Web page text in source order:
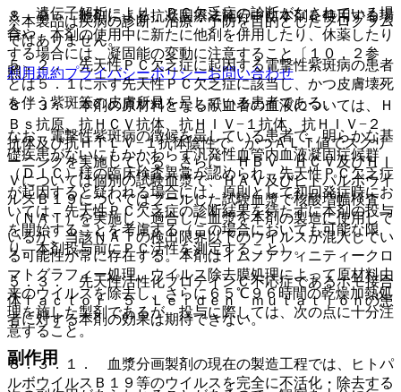
８．２． 他剤による抗凝固療法施行中に本剤を使用する場
合や、本剤の使用中に新たに他剤を併用したり、休薬したり
する場合には、凝固能の変動に注意すること〔１０．２参
照〕。
８．３． 本剤の原材料となる献血者の血液については、Ｈ
Ｂｓ抗原、抗ＨＣＶ抗体、抗ＨＩＶ−１抗体、抗ＨＩＶ−２
抗体及び抗ＨＴＬＶ−１抗体陰性で、かつＡＬＴ値でスクリ
ーニングを実施している。さらに、ＨＢＶ、ＨＣＶ及びＨＩ
Ｖについては個別の試験血漿で、ＨＡＶ及びヒトパルボウイ
ルスＢ１９についてはプールした試験血漿で核酸増幅検査
（ＮＡＴ）を実施し、適合した血漿を本剤の製造に使用して
いるが、当該ＮＡＴの検出限界以下のウイルスが混入してい
る可能性が常に存在する。本剤はイムノアフィニティークロ
マトグラフィー処理、ウイルス除去膜処理によって原材料由
来のウイルスを除去し、さらに６５℃９６時間の乾燥加熱処
理を施した製剤であるが、投与に際しては、次の点に十分注
意すること。
８．３．１． 血漿分画製剤の現在の製造工程では、ヒトパ
ルボウイルスＢ１９等のウイルスを完全に不活化・除去する
・ 遺伝子解析により、ＰＣ欠乏症の診断がなされている場
合。
５．２． 先天性ＰＣ欠乏症に起因する電撃性紫斑病の患者
とは５．１に示す先天性ＰＣ欠乏症に該当し、かつ皮膚壊死
を伴う紫斑等の皮膚所見を呈している患者である。
なお、電撃性紫斑病の徴候を呈している患者で、明らかな基
礎疾患がないにもかかわらず汎発性血管内血液凝固症候群
（ＤＩＣ）様の臨床検査異常が認められ、先天性ＰＣ欠乏症
が起因すると疑われる場合には、原則として初回発症時にお
いては、先天性ＰＣ欠乏症の診断結果を待たずに本剤の投与
を開始することを考慮する（この場合においても可能な限
り、本剤投与前にＰＣ活性を測定すること）。
５．３． 先天性活性化プロテインＣ不応症であるホモ接合
体ｆａｃｔｏｒ ５ Ｌｅｉｄｅｎ ｍｕｔａｔｉｏｎの患
者に対する本剤の効果は期待できない。
副作用
※本製品は疾病の診断・治療・予防を目的としたプログラム
ではありません。
利用規約プライバシーポリシーお問い合わせ